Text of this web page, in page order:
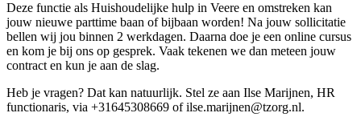
Deze functie als Huishoudelijke hulp in Veere en omstreken kan
jouw nieuwe parttime baan of bijbaan worden! Na jouw sollicitatie
bellen wij jou binnen 2 werkdagen. Daarna doe je een online cursus
en kom je bij ons op gesprek. Vaak tekenen we dan meteen jouw
contract en kun je aan de slag.
Heb je vragen? Dat kan natuurlijk. Stel ze aan Ilse Marijnen, HR
functionaris, via +31645308669 of ilse.marijnen@tzorg.nl.